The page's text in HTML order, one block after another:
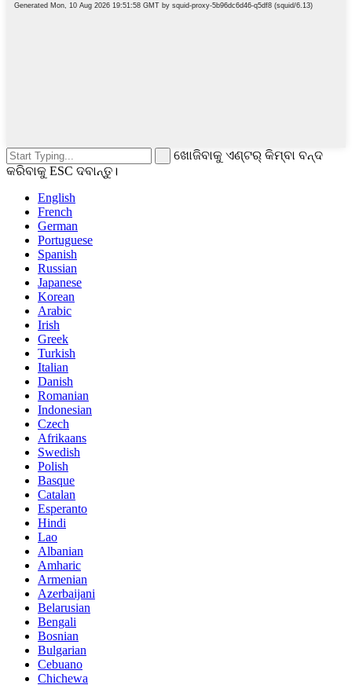
ଖୋଜିବାକୁ ଏଣ୍ଟର୍ କିମ୍ବା ବନ୍ଦ
କରିବାକୁ ESC ଦବାନ୍ତୁ।
English
French
German
Portuguese
Spanish
Russian
Japanese
Korean
Arabic
Irish
Greek
Turkish
Italian
Danish
Romanian
Indonesian
Czech
Afrikaans
Swedish
Polish
Basque
Catalan
Esperanto
Hindi
Lao
Albanian
Amharic
Armenian
Azerbaijani
Belarusian
Bengali
Bosnian
Bulgarian
Cebuano
Chichewa